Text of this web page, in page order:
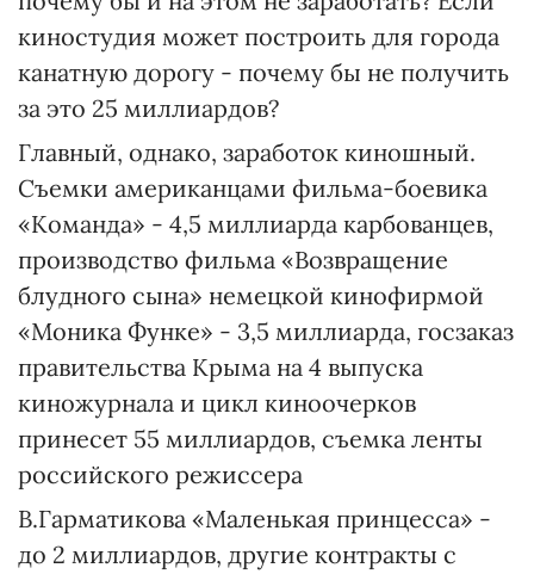
киностудия может построить для города
канатную дорогу - почему бы не получить
за это 25 миллиардов?
Главный, однако, заработок киношный.
Съемки американцами фильма-боевика
«Команда» - 4,5 миллиарда карбованцев,
производство фильма «Возвращение
блудного сына» немецкой кинофирмой
«Моника Функе» - 3,5 миллиарда, госзаказ
правительства Крыма на 4 выпуска
киножурнала и цикл киноочерков
принесет 55 миллиардов, съемка ленты
российского режиссера
В.Гарматикова «Маленькая принцесса» -
до 2 миллиардов, другие контракты с